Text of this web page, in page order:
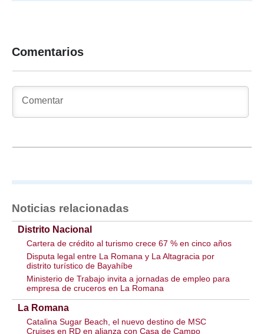
Comentarios
Noticias relacionadas
Distrito Nacional
Cartera de crédito al turismo crece 67 % en cinco años
Disputa legal entre La Romana y La Altagracia por
distrito turístico de Bayahíbe
Ministerio de Trabajo invita a jornadas de empleo para
empresa de cruceros en La Romana
La Romana
Catalina Sugar Beach, el nuevo destino de MSC
Cruises en RD en alianza con Casa de Campo